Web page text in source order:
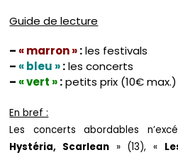
Guide de lecture
–« marron »:les festivals
–« bleu »:les concerts
–« vert »:petits prix (10€
En bref :
Les concerts abordables
Hystéria, Scarlean » (13), «